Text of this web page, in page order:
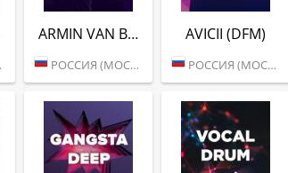
ARMIN VAN BUUREN (DFM)
РОССИЯ (МОСКВА)
AVICII (DFM)
РОССИЯ (МОСКВА)